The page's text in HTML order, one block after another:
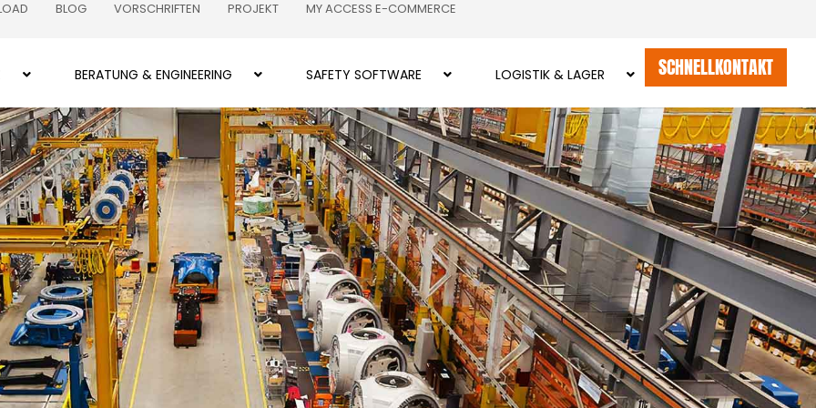
BLOG VORSCHRIFTEN PROJEKT MY ACCESS E-COMMERCE
BERATUNG & ENGINEERING SAFETY SOFTWARE LOGISTIK & LAGER SCHNELLKONTAKT